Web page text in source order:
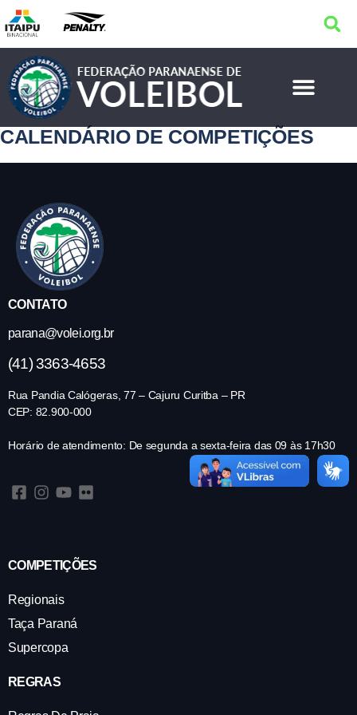
CALENDÁRIO DE COMPETIÇÕES
CONTATO
parana@volei.org.br
(41) 3363-4653
Rua Pandia Calógeras, 77 – Cajuru Curitba – PR
CEP: 82.900-000
Horário de atendimento: De segunda a sexta-feira das 09 às 17h30
COMPETIÇÕES
Regionais
Taça Paraná
Supercopa
REGRAS